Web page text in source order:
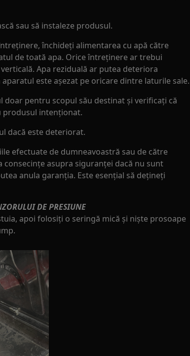
sau să instaleze produsul.
închideți alimentarea cu apă către
de toată apa. Orice întreținere ar trebui
Apa reziduală ar putea deteriora
este așezat pe oricare dintre laturile sale.
doar pentru scopul său destinat și verificați că
produsul intenționat.
dacă este deteriorat.
efectuate de dumneavoastră sau de către
consecințe asupra siguranței dacă nu sunt
anula garanția. Este esențial să dețineți
DE PRESIUNE
apoi folosiți o seringă mică și niște prosoape